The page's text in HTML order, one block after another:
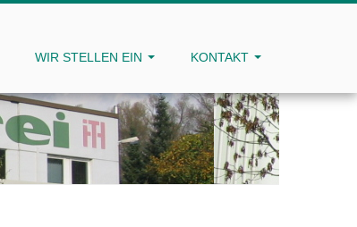
WIR STELLEN EIN KONTAKT